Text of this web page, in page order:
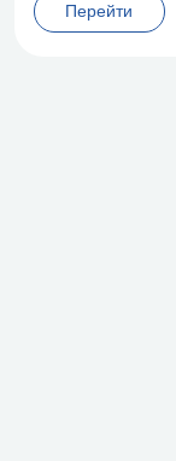
Перейти